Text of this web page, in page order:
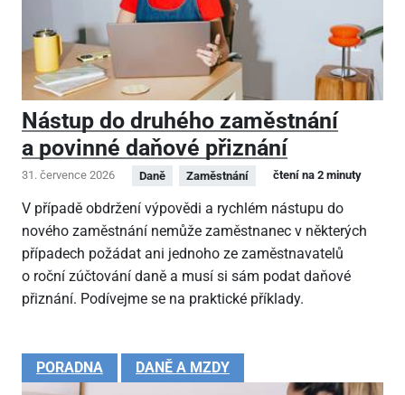
Nástup do druhého zaměstnání
a povinné daňové přiznání
31. července 2026 Daně Zaměstnání čtení na 2 minuty
V případě obdržení výpovědi a rychlém nástupu do
nového zaměstnání nemůže zaměstnanec v některých
případech požádat ani jednoho ze zaměstnavatelů
o roční zúčtování daně a musí si sám podat daňové
přiznání. Podívejme se na praktické příklady.
PORADNA DANĚ A MZDY